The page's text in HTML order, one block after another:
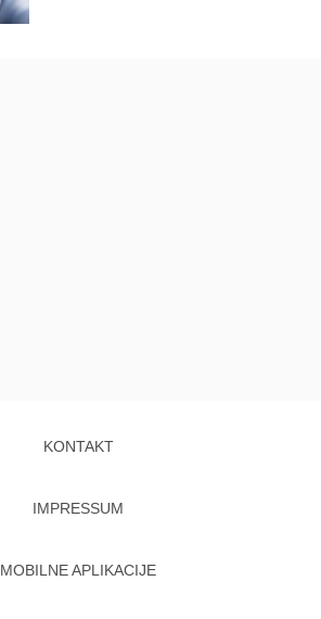
KONTAKT
IMPRESSUM
MOBILNE APLIKACIJE